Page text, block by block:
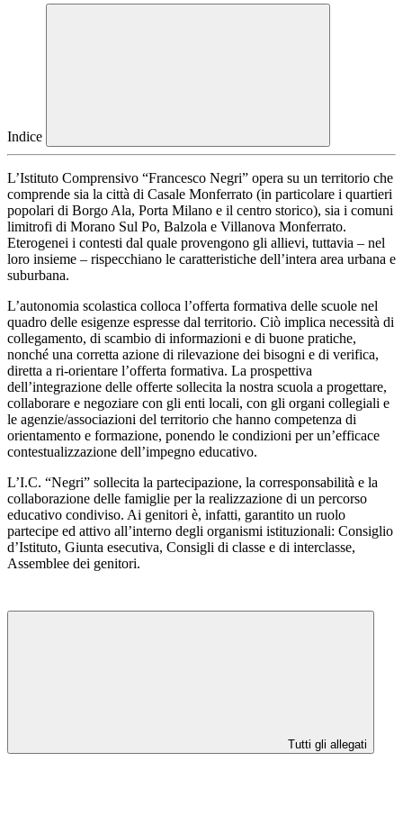
Indice
L’Istituto Comprensivo “Francesco Negri” opera su un territorio che
comprende sia la città di Casale Monferrato (in particolare i quartieri
popolari di Borgo Ala, Porta Milano e il centro storico), sia i comuni
limitrofi di Morano Sul Po, Balzola e Villanova Monferrato.
Eterogenei i contesti dal quale provengono gli allievi, tuttavia – nel
loro insieme – rispecchiano le caratteristiche dell’intera area urbana e
suburbana.
L’autonomia scolastica colloca l’offerta formativa delle scuole nel
quadro delle esigenze espresse dal territorio. Ciò implica necessità di
collegamento, di scambio di informazioni e di buone pratiche,
nonché una corretta azione di rilevazione dei bisogni e di verifica,
diretta a ri-orientare l’offerta formativa. La prospettiva
dell’integrazione delle offerte sollecita la nostra scuola a progettare,
collaborare e negoziare con gli enti locali, con gli organi collegiali e
le agenzie/associazioni del territorio che hanno competenza di
orientamento e formazione, ponendo le condizioni per un’efficace
contestualizzazione dell’impegno educativo.
L’I.C. “Negri” sollecita la partecipazione, la corresponsabilità e la
collaborazione delle famiglie per la realizzazione di un percorso
educativo condiviso. Ai genitori è, infatti, garantito un ruolo
partecipe ed attivo all’interno degli organismi istituzionali: Consiglio
d’Istituto, Giunta esecutiva, Consigli di classe e di interclasse,
Assemblee dei genitori.
Tutti gli allegati